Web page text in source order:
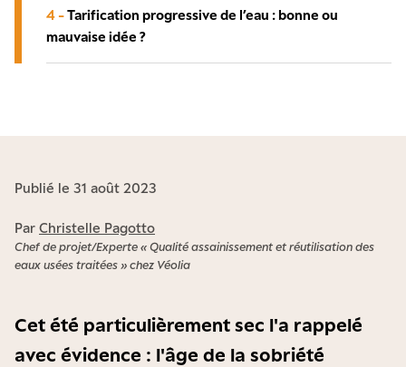
4 -Tarification progressive de l’eau : bonne ou
mauvaise idée ?
Publié le 31 août 2023
Par Christelle Pagotto
Chef de projet/Experte « Qualité assainissement et réutilisation des
eaux usées traitées » chez Véolia
Cet été particulièrement sec l'a rappelé
avec évidence : l'âge de la sobriété